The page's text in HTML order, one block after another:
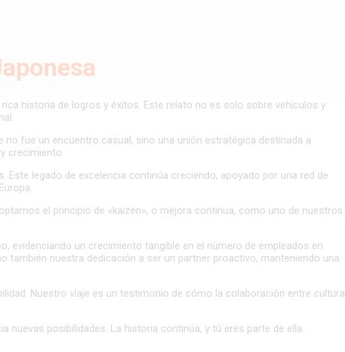
historia de logros y éxitos. Este relato no es solo sobre vehículos y
fue un encuentro casual, sino una unión estratégica destinada a
crecimiento.
legado de excelencia continúa creciendo, apoyado por una red de
el principio de «kaizen», o mejora continua, como uno de nuestros
evidenciando un crecimiento tangible en el número de empleados en
nuestra dedicación a ser un partner proactivo, manteniendo una
Nuestro viaje es un testimonio de cómo la colaboración entre
posibilidades. La historia continúa, y tú eres parte de ella.